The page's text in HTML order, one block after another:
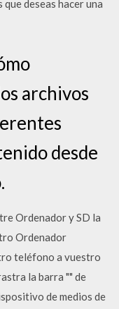
deseas hacer una
archivos
desde
Ordenador y SD la
Ordenador
teléfono a vuestro
la barra "" de
de medios de